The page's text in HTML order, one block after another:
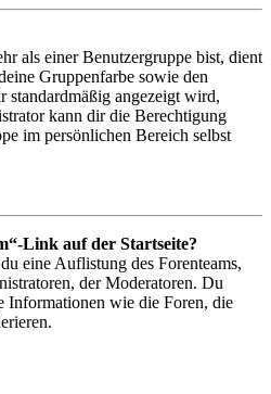
als einer Benutzergruppe bist, dient
Gruppenfarbe sowie den
standardmäßig angezeigt wird,
kann dir die Berechtigung
im persönlichen Bereich selbst
Link auf der Startseite?
eine Auflistung des Forenteams,
der Moderatoren. Du
Informationen wie die Foren, die